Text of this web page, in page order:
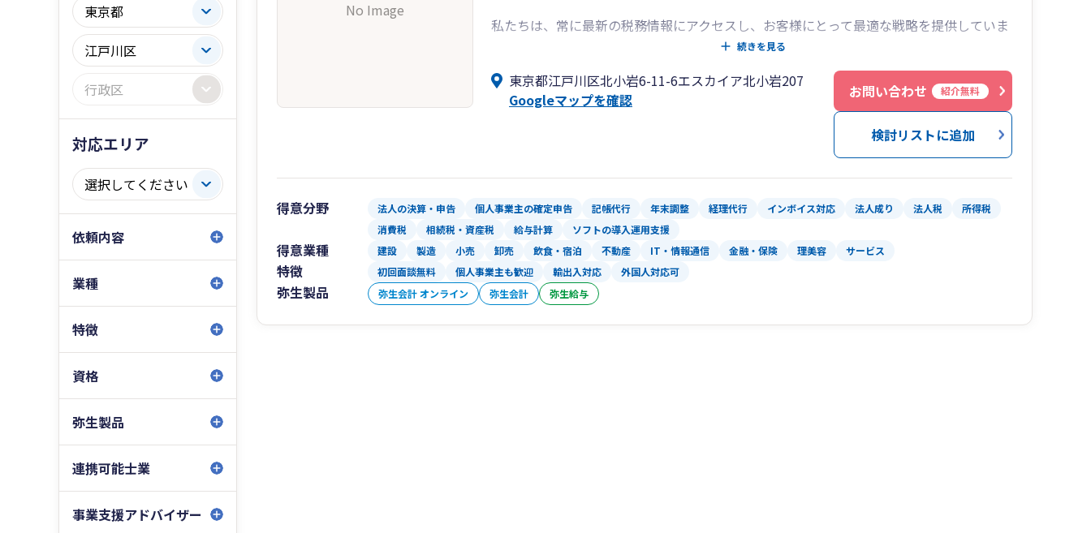
対応エリア
依頼内容
業種
特徴
資格
弥生製品
連携可能士業
事業支援アドバイザー
No Image
私たちは、常に最新の税務情報にアクセスし、お客様にとって最適な戦略を提供していま
す。私たちのサービスには、経理のサポートも含まれており、お客様のニーズに合わせた
サポートすることも可能です。
私たちは、お客様のビジネスの成長を支援するために、全力で取り組んでいます。私たち
は、あなたのビジネスの成功のために、いつでもサポートいたします。
続きを見る
東京都江戸川区北小岩6-11-6エスカイア北小岩207
Googleマップを確認
お問い合わせ 紹介無料
検討リストに追加
得意分野 法人の決算・申告 個人事業主の確定申告 記帳代行 年末調整 経理代行 インボイス対応 法人成り 法人税
所得税
消費税
相続税・資産税 給与計算 ソフトの導入運用支援
得意業種 建設 製造 小売 卸売 飲食・宿泊 不動産 IT・情報通信 金融・保険 理美容 サービス
特徴 初回面談無料 個人事業主も歓迎 輸出入対応 外国人対応可
弥生製品 弥生会計 オンライン 弥生会計 弥生給与